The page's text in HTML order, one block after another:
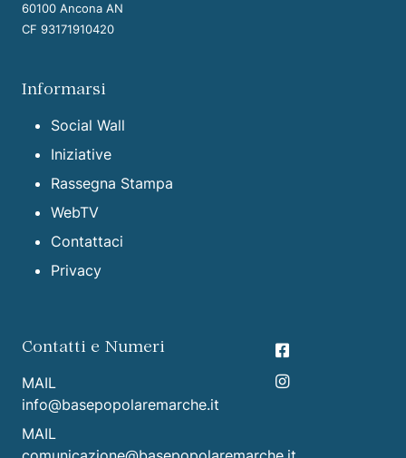
60100 Ancona AN
CF 93171910420
Informarsi
Social Wall
Iniziative
Rassegna Stampa
WebTV
Contattaci
Privacy
Contatti e Numeri
MAIL
info@basepopolaremarche.it
MAIL